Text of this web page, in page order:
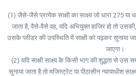
(1) जैसे-जैसे प्रत्येक साक्षी का साक्ष्य जो धारा 275 या
जाता है, वैसे-वैसे वह, यदि अभियुक्त हाजिर हो तो उसकी,
उसके प्लीडर की उपस्थिति में साक्षी को पढ़कर सुनाया
जाएगा।
(2) यदि साक्षी साक्ष्य के किसी भाग की शुद्धता से
सुनाया जाता है तो मजिस्ट्रेट या पीठासीन न्यायाधीश